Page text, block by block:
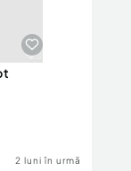
2 luni în urmă